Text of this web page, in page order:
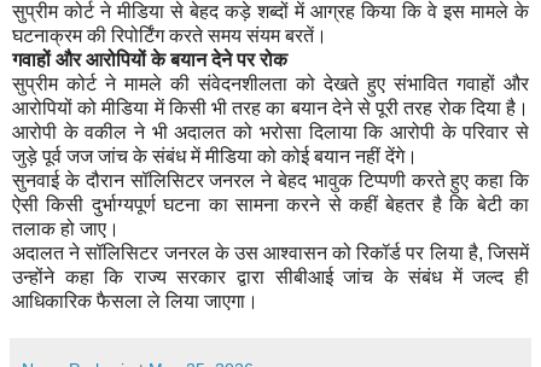
सुप्रीम कोर्ट ने मीडिया से बेहद कड़े शब्दों में आग्रह किया कि वे इस मामले के
घटनाक्रम की रिपोर्टिंग करते समय संयम बरतें।
गवाहों और आरोपियों के बयान देने पर रोक
सुप्रीम कोर्ट ने मामले की संवेदनशीलता को देखते हुए संभावित गवाहों और
आरोपियों को मीडिया में किसी भी तरह का बयान देने से पूरी तरह रोक दिया है।
आरोपी के वकील ने भी अदालत को भरोसा दिलाया कि आरोपी के परिवार से
जुड़े पूर्व जज जांच के संबंध में मीडिया को कोई बयान नहीं देंगे।
सुनवाई के दौरान सॉलिसिटर जनरल ने बेहद भावुक टिप्पणी करते हुए कहा कि
ऐसी किसी दुर्भाग्यपूर्ण घटना का सामना करने से कहीं बेहतर है कि बेटी का
तलाक हो जाए।
अदालत ने सॉलिसिटर जनरल के उस आश्वासन को रिकॉर्ड पर लिया है, जिसमें
उन्होंने कहा कि राज्य सरकार द्वारा सीबीआई जांच के संबंध में जल्द ही
आधिकारिक फैसला ले लिया जाएगा।